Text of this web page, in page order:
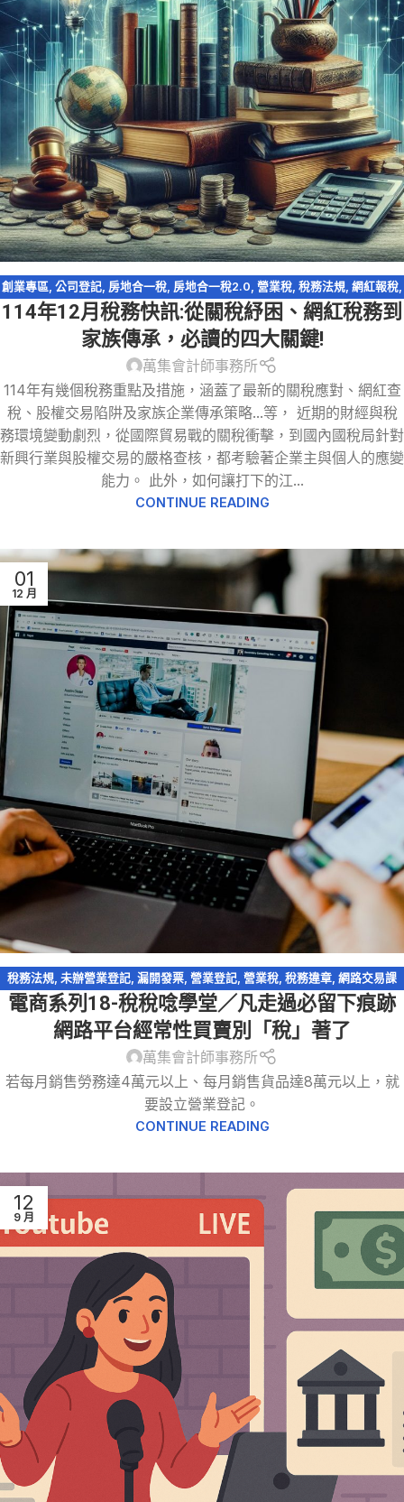
創業專區, 公司登記, 房地合一稅, 房地合一稅2.0, 營業稅, 稅務法規, 網紅報稅,
資產傳承, 閉鎖型股份有限公司
114年12月稅務快訊:從關稅紓困、網紅稅務到
家族傳承，必讀的四大關鍵!
萬集會計師事務所
114年有幾個稅務重點及措施，涵蓋了最新的關稅應對、網紅查
稅、股權交易陷阱及家族企業傳承策略...等， 近期的財經與稅
務環境變動劇烈，從國際貿易戰的關稅衝擊，到國內國稅局針對
新興行業與股權交易的嚴格查核，都考驗著企業主與個人的應變
能力。 此外，如何讓打下的江...
CONTINUE READING
01
12 月
稅務法規 未辦營業登記 漏開發票 營業登記 營業稅 稅務違章 網路交易課
稅
網路拍賣,網路購物,逃漏稅,電商系列,電子商務
電商系列18-稅稅唸學堂／凡走過必留下痕跡
網路平台經常性買賣別「稅」著了
萬集會計師事務所
若每月銷售勞務達4萬元以上、每月銷售貨品達8萬元以上，就
要設立營業登記。
CONTINUE READING
12
9 月